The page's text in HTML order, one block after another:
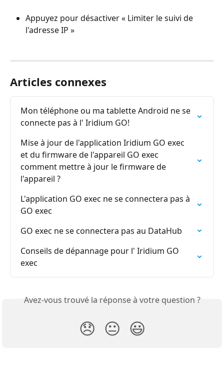
Appuyez pour désactiver « Limiter le suivi de
l'adresse IP »
Articles connexes
Mon téléphone ou ma tablette Android ne se
connecte pas à l' Iridium GO!
Mise à jour de l'application Iridium GO exec
et du firmware de l'appareil GO exec
comment mettre à jour le firmware de
l'appareil ?
L'application GO exec ne se connectera pas à
GO exec
GO exec ne se connectera pas au DataHub
Conseils de dépannage pour l' Iridium GO
exec
Avez-vous trouvé la réponse à votre question ?
😞 😐 😃